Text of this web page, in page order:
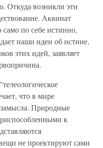
Откуда возникли эти
Аквинат
само по себе истинно,
наши идеи об истине,
этих идей, заявляет
что в мире
Природные
к
не проектируют сами